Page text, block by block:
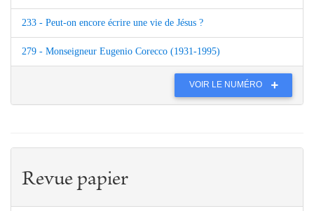
233 - Peut-on encore écrire une vie de Jésus ?
279 - Monseigneur Eugenio Corecco (1931-1995)
VOIR LE NUMÉRO
Revue papier